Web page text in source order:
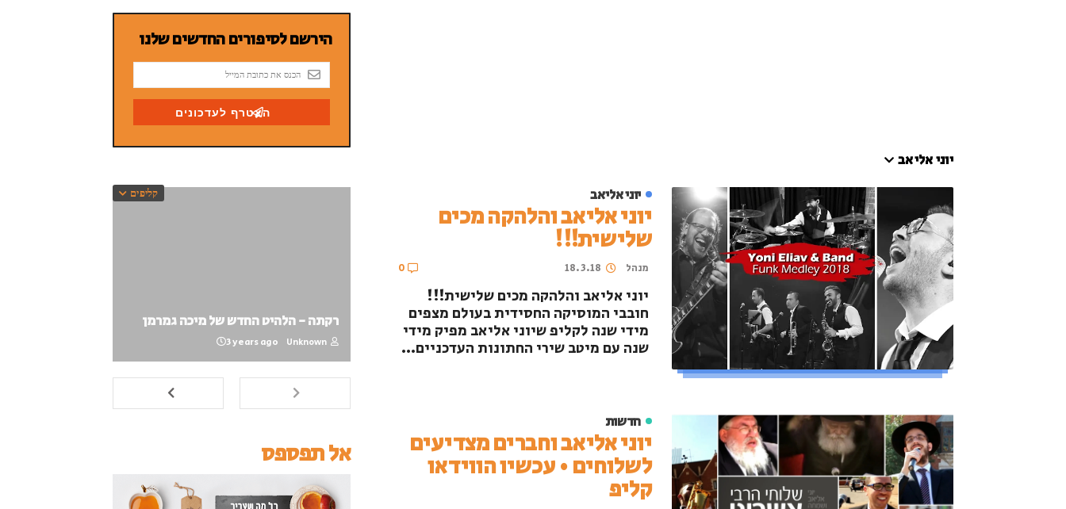
יוני אליאב
יוני אליאב
יוני אליאב והלהקה מכים
שלישית!!!
מנהל 18.3.18
0
יוני אליאב והלהקה מכים שלישית!!!
חובבי המוסיקה החסידית בעולם מצפים
מידי שנה לקליפ שיוני אליאב מפיק מידי
שנה עם מיטב שירי החתונות העדכניים...
חדשות
יוני אליאב וחברים מצדיעים
לשלוחים • עכשיו הווידאו
קליפ
קליפים
רקתה - הלהיט החדש של מיכה גמרמן
Unknown
3 years ago
אל תפספס